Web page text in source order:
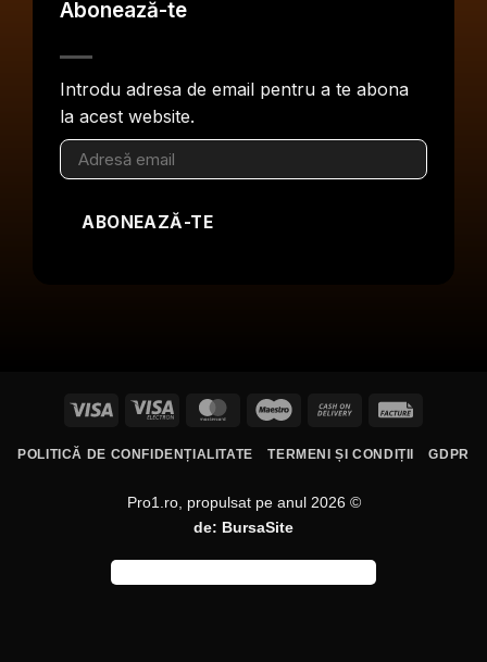
Abonează-te
Introdu adresa de email pentru a te abona
la acest website.
Adresă
email
ABONEAZĂ-TE
Visa
Visa
MasterCardMaestro
Cash
Delivery
POLITICĂ DE CONFIDENȚIALITATE TERMENI ȘI CONDIȚII GDPR
Pro1.ro, propulsat pe anul 2026 ©
de: BursaSite